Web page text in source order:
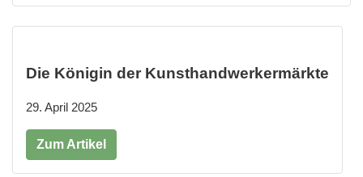
Die Königin der Kunsthandwerkermärkte
29. April 2025
Zum Artikel